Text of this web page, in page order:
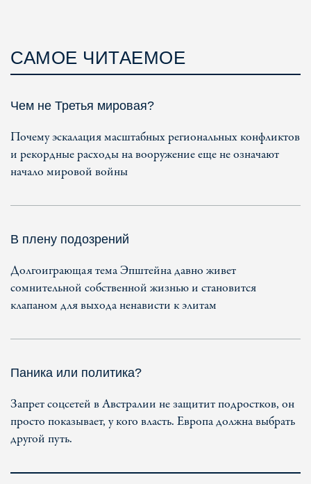
САМОЕ ЧИТАЕМОЕ
Чем не Третья мировая?
Почему эскалация масштабных региональных конфликтов
и рекордные расходы на вооружение еще не означают
начало мировой войны
В плену подозрений
Долгоиграющая тема Эпштейна давно живет
сомнительной собственной жизнью и становится
клапаном для выхода ненависти к элитам
Паника или политика?
Запрет соцсетей в Австралии не защитит подростков, он
просто показывает, у кого власть. Европа должна выбрать
другой путь.